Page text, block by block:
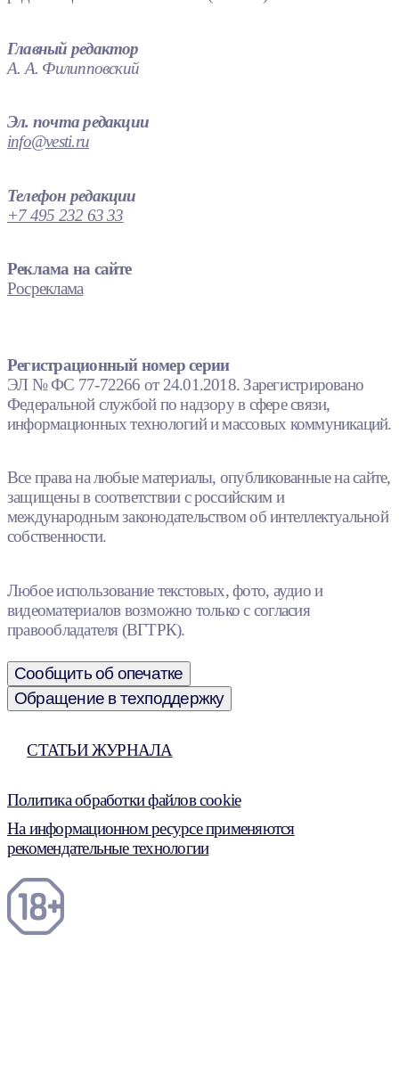
Главный редактор
А. А. Филипповский
Эл. почта редакции
info@vesti.ru
Телефон редакции
+7 495 232 63 33
Реклама на сайте
Росреклама
Регистрационный номер серии
ЭЛ № ФС 77-72266 от 24.01.2018. Зарегистрировано
Федеральной службой по надзору в сфере связи,
информационных технологий и массовых коммуникаций.
Все права на любые материалы, опубликованные на сайте,
защищены в соответствии с российским и
международным законодательством об интеллектуальной
собственности.
Любое использование текстовых, фото, аудио и
видеоматериалов возможно только с согласия
правообладателя (ВГТРК).
Сообщить об опечатке
Обращение в техподдержку
СТАТЬИ ЖУРНАЛА
Политика обработки файлов cookie
На информационном ресурсе применяются
рекомендательные технологии